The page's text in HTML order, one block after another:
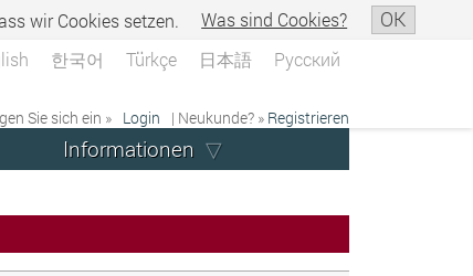
wir Cookies setzen. Was sind Cookies? OK
한국어 Türkçe 日本語 Русский
Sie sich ein » Login | Neukunde? » Registrieren
Informationen